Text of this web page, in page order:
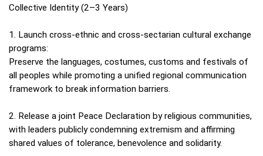
Collective Identity (2–3 Years)
1. Launch cross‑ethnic and cross‑sectarian cultural exchange
programs:
Preserve the languages, costumes, customs and festivals of
all peoples while promoting a unified regional communication
framework to break information barriers.
2. Release a joint Peace Declaration by religious communities,
with leaders publicly condemning extremism and affirming
shared values of tolerance, benevolence and solidarity.